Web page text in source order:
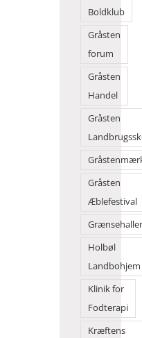
Boldklub
Gråsten
forum
Gråsten
Handel
Gråsten
Gråsten
Æblefestival
Holbøl
Landbohjem
Klinik for
Fodterapi
Kræftens